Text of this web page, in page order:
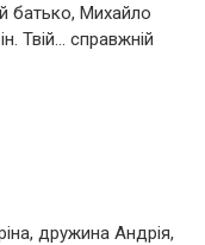
батько, Михайло
Твій… справжній
дружина Андрія,